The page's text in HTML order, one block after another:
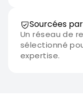
Sourcées
Un réseau de
sélectionné
expertise.